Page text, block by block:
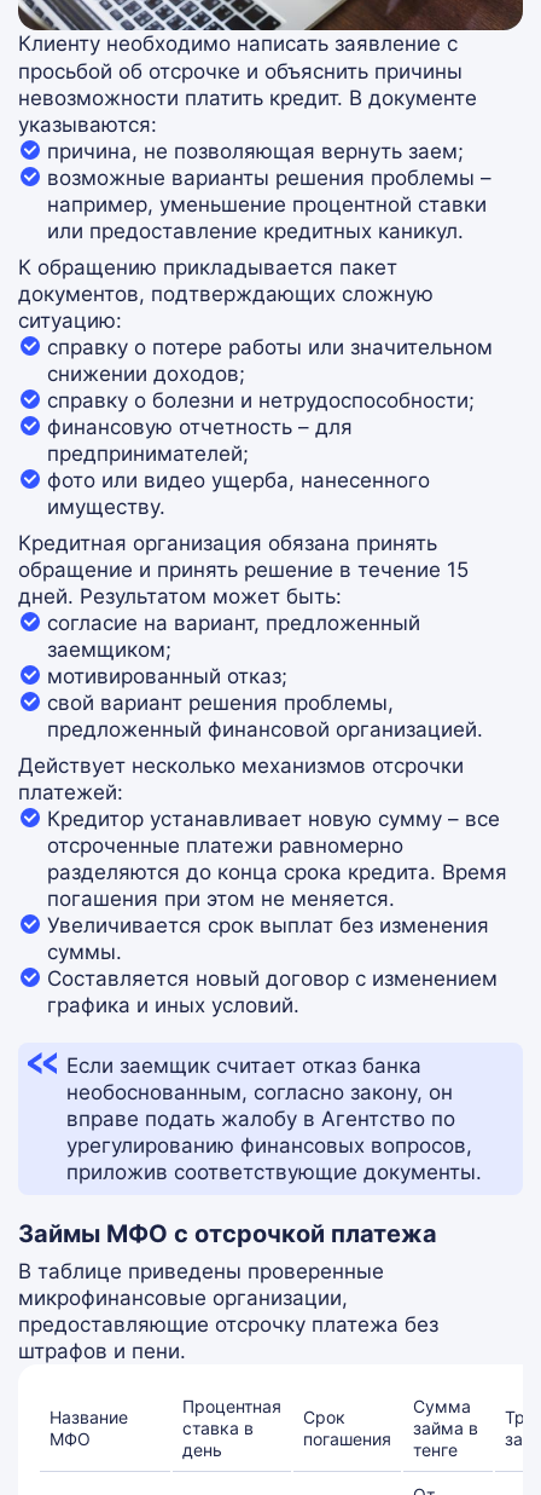
Клиенту необходимо написать заявление с
просьбой об отсрочке и объяснить причины
невозможности платить кредит. В документе
указываются:
причина, не позволяющая вернуть заем;
возможные варианты решения проблемы –
например, уменьшение процентной ставки
или предоставление кредитных каникул.
К обращению прикладывается пакет
документов, подтверждающих сложную
ситуацию:
справку о потере работы или значительном
снижении доходов;
справку о болезни и нетрудоспособности;
финансовую отчетность – для
предпринимателей;
фото или видео ущерба, нанесенного
имуществу.
Кредитная организация обязана принять
обращение и принять решение в течение 15
дней. Результатом может быть:
согласие на вариант, предложенный
заемщиком;
мотивированный отказ;
свой вариант решения проблемы,
предложенный финансовой организацией.
Действует несколько механизмов отсрочки
платежей:
Кредитор устанавливает новую сумму – все
отсроченные платежи равномерно
разделяются до конца срока кредита. Время
погашения при этом не меняется.
Увеличивается срок выплат без изменения
суммы.
Составляется новый договор с изменением
графика и иных условий.
Если заемщик считает отказ банка
необоснованным, согласно закону, он
вправе подать жалобу в Агентство по
урегулированию финансовых вопросов,
приложив соответствующие документы.
Займы МФО с отсрочкой платежа
В таблице приведены проверенные
микрофинансовые организации,
предоставляющие отсрочку платежа без
штрафов и пени.
Название
МФО
Процентная
ставка в
день
Срок
погашения
Сумма
займа в
тенге